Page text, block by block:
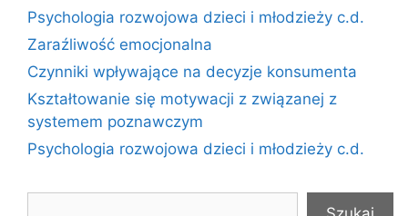
Psychologia rozwojowa dzieci i młodzieży c.d.
Zaraźliwość emocjonalna
Czynniki wpływające na decyzje konsumenta
Kształtowanie się motywacji z związanej z
systemem poznawczym
Psychologia rozwojowa dzieci i młodzieży c.d.